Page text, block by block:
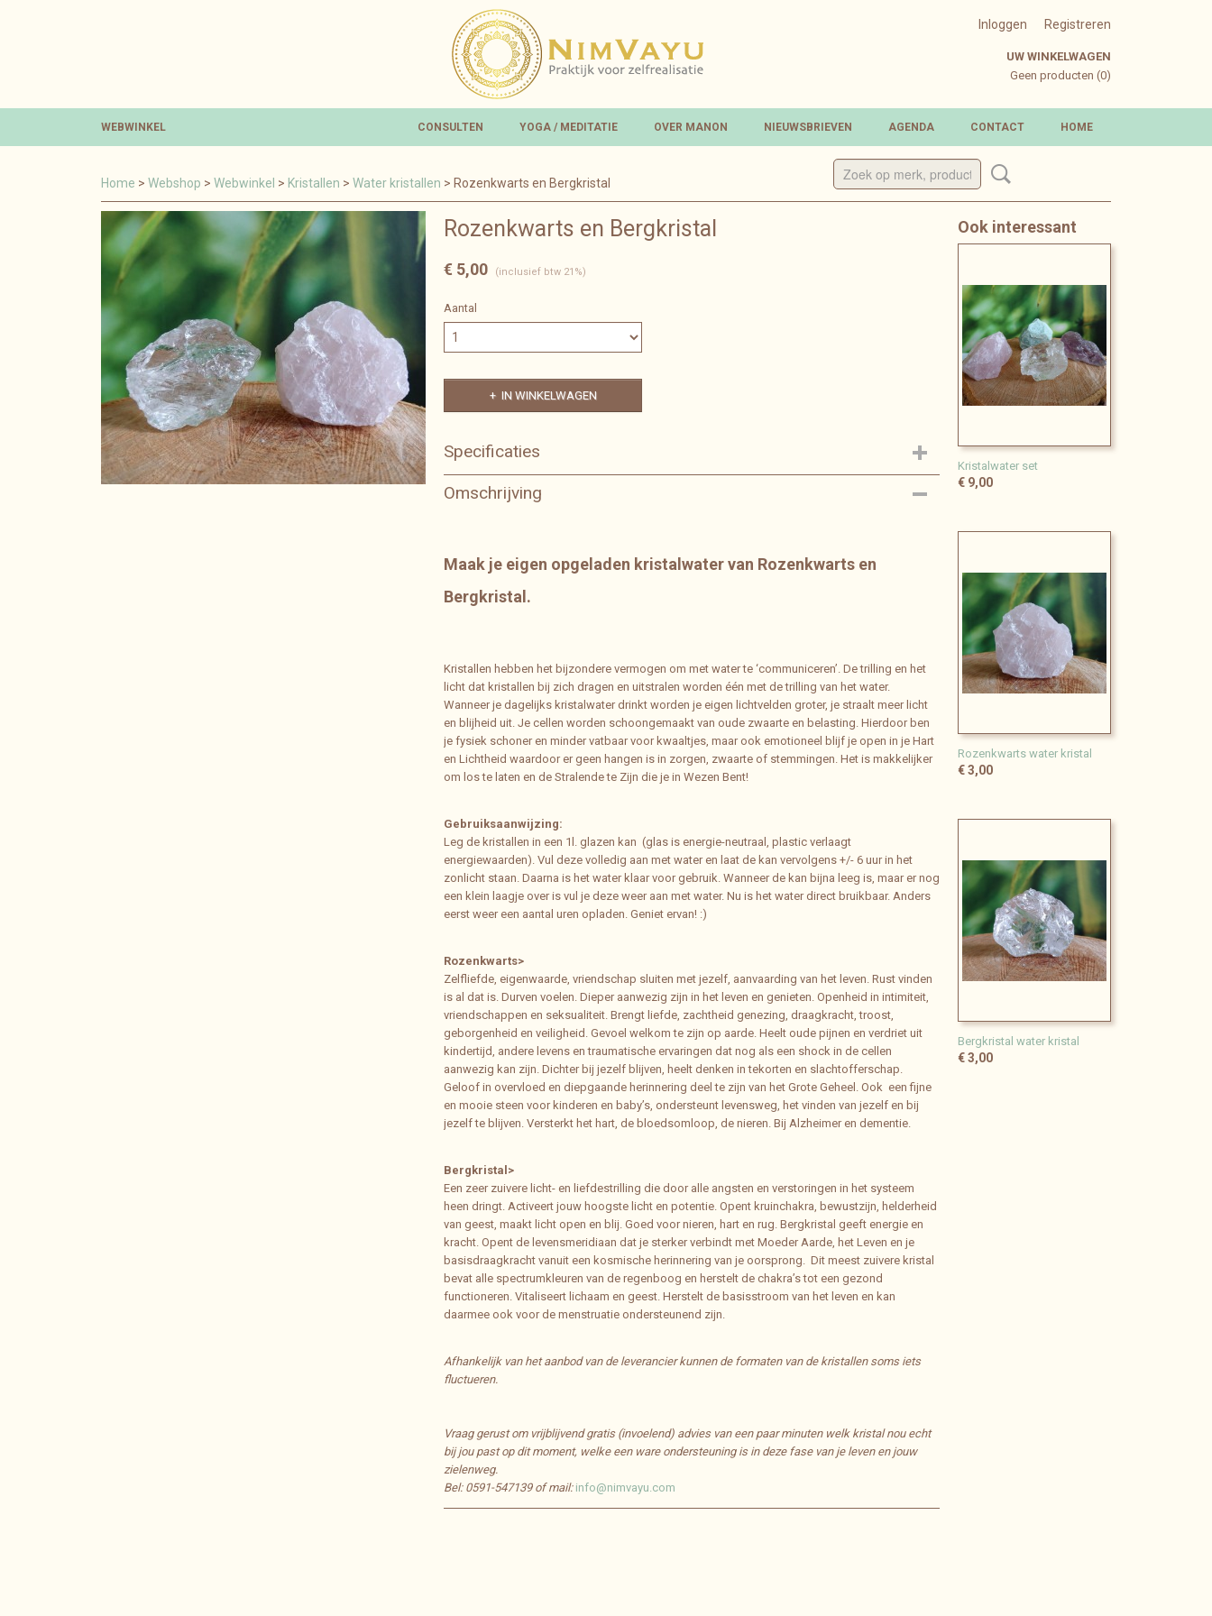
Inloggen Registreren
UW WINKELWAGEN
Geen producten (0)
HOME
CONTACT
AGENDA
NIEUWSBRIEVEN
OVER MANON
YOGA / MEDITATIE
CONSULTEN
WEBWINKEL
Home > Webshop > Webwinkel > Kristallen > Water kristallen > Rozenkwarts en Bergkristal
Rozenkwarts en Bergkristal
€ 5,00 (inclusief btw 21%)
Aantal
IN WINKELWAGEN
Specificaties
Bruto gewicht
Omschrijving
Maak je eigen opgeladen kristalwater van Rozenkwarts en
Bergkristal.
Kristallen hebben het bijzondere vermogen om met water te ‘communiceren’. De trilling en het
licht dat kristallen bij zich dragen en uitstralen worden één met de trilling van het water.
Wanneer je dagelijks kristalwater drinkt worden je eigen lichtvelden groter, je straalt meer licht
en blijheid uit. Je cellen worden schoongemaakt van oude zwaarte en belasting. Hierdoor ben
je fysiek schoner en minder vatbaar voor kwaaltjes, maar ook emotioneel blijf je open in je Hart
en Lichtheid waardoor er geen hangen is in zorgen, zwaarte of stemmingen. Het is makkelijker
om los te laten en de Stralende te Zijn die je in Wezen Bent!
Gebruiksaanwijzing:
Leg de kristallen in een 1l. glazen kan (glas is energie-neutraal, plastic verlaagt
energiewaarden). Vul deze volledig aan met water en laat de kan vervolgens +/- 6 uur in het
zonlicht staan. Daarna is het water klaar voor gebruik. Wanneer de kan bijna leeg is, maar er nog
een klein laagje over is vul je deze weer aan met water. Nu is het water direct bruikbaar. Anders
eerst weer een aantal uren opladen. Geniet ervan! :)
Rozenkwarts>
Zelfliefde, eigenwaarde, vriendschap sluiten met jezelf, aanvaarding van het leven. Rust vinden
is al dat is. Durven voelen. Dieper aanwezig zijn in het leven en genieten. Openheid in intimiteit,
vriendschappen en seksualiteit. Brengt liefde, zachtheid genezing, draagkracht, troost,
geborgenheid en veiligheid. Gevoel welkom te zijn op aarde. Heelt oude pijnen en verdriet uit
kindertijd, andere levens en traumatische ervaringen dat nog als een shock in de cellen
aanwezig kan zijn. Dichter bij jezelf blijven, heelt denken in tekorten en slachtofferschap.
Geloof in overvloed en diepgaande herinnering deel te zijn van het Grote Geheel. Ook een fijne
en mooie steen voor kinderen en baby’s, ondersteunt levensweg, het vinden van jezelf en bij
jezelf te blijven. Versterkt het hart, de bloedsomloop, de nieren. Bij Alzheimer en dementie.
Bergkristal>
Een zeer zuivere licht- en liefdestrilling die door alle angsten en verstoringen in het systeem
heen dringt. Activeert jouw hoogste licht en potentie. Opent kruinchakra, bewustzijn, helderheid
van geest, maakt licht open en blij. Goed voor nieren, hart en rug. Bergkristal geeft energie en
kracht. Opent de levensmeridiaan dat je sterker verbindt met Moeder Aarde, het Leven en je
basisdraagkracht vanuit een kosmische herinnering van je oorsprong. Dit meest zuivere kristal
bevat alle spectrumkleuren van de regenboog en herstelt de chakra’s tot een gezond
functioneren. Vitaliseert lichaam en geest. Herstelt de basisstroom van het leven en kan
daarmee ook voor de menstruatie ondersteunend zijn.
Afhankelijk van het aanbod van de leverancier kunnen de formaten van de kristallen soms iets
fluctueren.
Vraag gerust om vrijblijvend gratis (invoelend) advies van een paar minuten welk kristal nou echt
bij jou past op dit moment, welke een ware ondersteuning is in deze fase van je leven en jouw
zielenweg.
Bel: 0591-547139 of mail: info@nimvayu.com
Ook interessant
Kristalwater set
€ 9,00
Rozenkwarts water kristal
€ 3,00
Bergkristal water kristal
€ 3,00